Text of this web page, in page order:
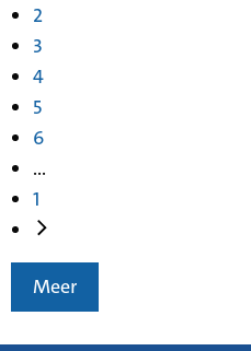
2
3
4
5
6
...
1
Meer